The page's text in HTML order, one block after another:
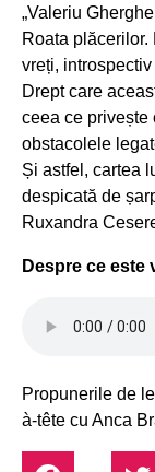
„Valeriu
Roata plăcerilor.
vreți,
Drept care
ceea ce privește
obstacolele
Și astfel, cartea
despicată de
Ruxandra
Despre ce este
Propunerile de
à-tête cu Anca